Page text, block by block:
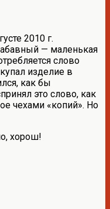
2010 г.
— маленькая
слово
изделие в
как бы
это слово, как
чехами «копий». Но
хорош!